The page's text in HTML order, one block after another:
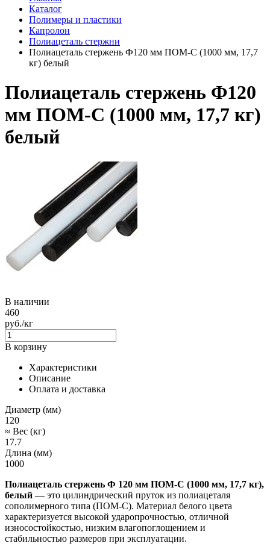
Каталог
Полимеры и пластики
Капролон
Полиацеталь стержни
Полиацеталь стержень Ф120 мм ПОМ-С (1000 мм, 17,7
кг) белый
Полиацеталь стержень Ф120
мм ПОМ-С (1000 мм, 17,7 кг)
белый
В наличии
460
руб./кг
В корзину
Характеристики
Описание
Оплата и доставка
Диаметр (мм)
120
≈ Вес (кг)
17.7
Длина (мм)
1000
Полиацеталь стержень Ф 120 мм ПОМ-С (1000 мм, 17,7 кг),
белый — это цилиндрический пруток из полиацеталя
сополимерного типа (ПОМ-С). Материал белого цвета
характеризуется высокой ударопрочностью, отличной
износостойкостью, низким влагопоглощением и
стабильностью размеров при эксплуатации.